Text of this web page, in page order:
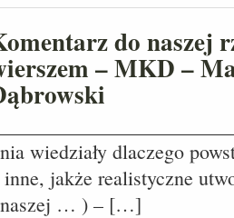
do naszej
– MKD –
wiedziały dlaczego
jakże realistyczne
naszej … ) – […]